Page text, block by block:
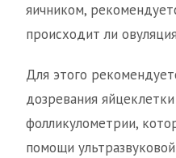
яичником,
происходит ли
Для этого
дозревания
фолликулометрии,
помощи